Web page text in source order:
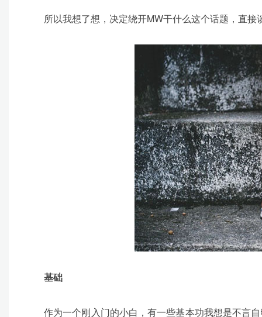
所以我想了想，决定绕开MW干什么这个话题，直
基础
作为一个刚入门的小白，有一些基本功我想是不言